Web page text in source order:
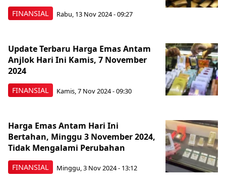
FINANSIAL Rabu, 13 Nov 2024 - 09:27
FINANSIAL
Update Terbaru Harga Emas Antam
Anjlok Hari Ini Kamis, 7 November
2024
Kamis, 7 Nov 2024 - 09:30
FINANSIAL
Harga Emas Antam Hari Ini
Bertahan, Minggu 3 November 2024,
Tidak Mengalami Perubahan
Minggu, 3 Nov 2024 - 13:12